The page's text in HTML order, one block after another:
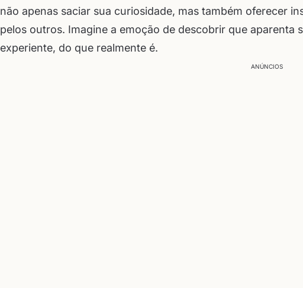
não apenas saciar sua curiosidade, mas também oferecer
pelos outros. Imagine a emoção de descobrir que aparenta
experiente, do que realmente é.
ANÚNCIOS